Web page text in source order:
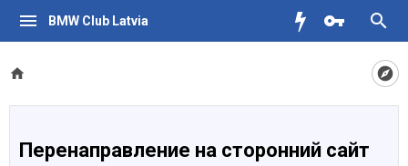
BMW Club Latvia
Перенаправление на сторонний сайт